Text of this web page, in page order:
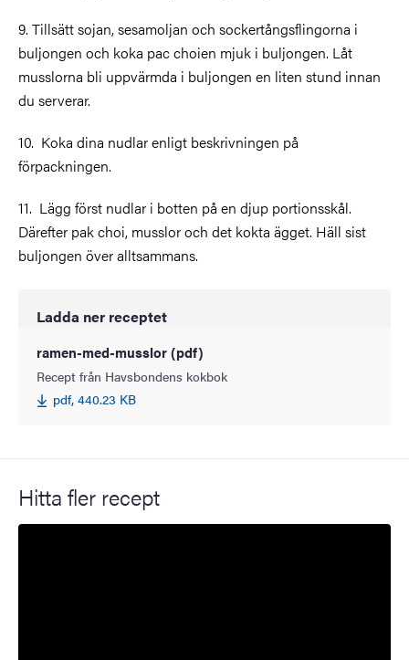
9. Tillsätt sojan, sesamoljan och sockertångsflingorna i
buljongen och koka pac choien mjuk i buljongen. Låt
musslorna bli uppvärmda i buljongen en liten stund innan
du serverar.
10. Koka dina nudlar enligt beskrivningen på
förpackningen.
11. Lägg först nudlar i botten på en djup portionsskål.
Därefter pak choi, musslor och det kokta ägget. Häll sist
buljongen över alltsammans.
Ladda ner receptet
ramen-med-musslor (pdf)
Recept från Havsbondens kokbok
pdf, 440.23 KB
Hitta fler recept